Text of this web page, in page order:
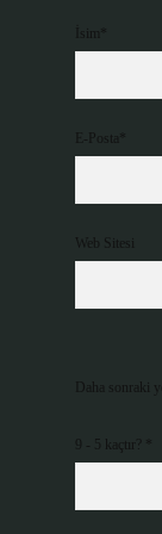
İsim*
E-Posta*
Web Sitesi
Daha sonraki
9 - 5 kaçtır?